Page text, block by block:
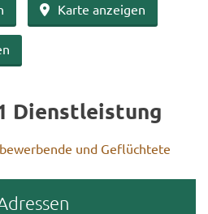
Karte an­zei­gen
Dienst­leis­tung
und Ge­flüch­te­te